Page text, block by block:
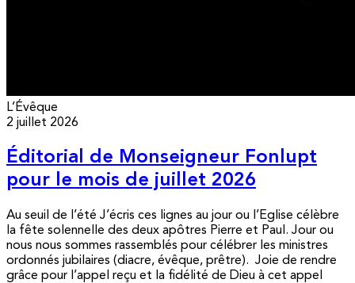
L’Évêque
2 juillet 2026
Éditorial de Monseigneur Fonlupt
pour le mois de juillet 2026
Au seuil de l’été J’écris ces lignes au jour ou l’Eglise célèbre
la fête solennelle des deux apôtres Pierre et Paul. Jour ou
nous nous sommes rassemblés pour célébrer les ministres
ordonnés jubilaires (diacre, évêque, prêtre). Joie de rendre
grâce pour l’appel reçu et la fidélité de Dieu à cet appel